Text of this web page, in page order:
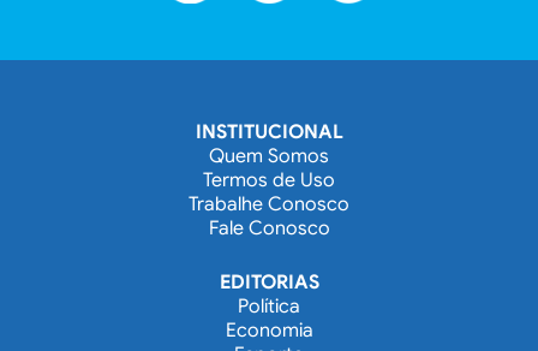
INSTITUCIONAL
Quem Somos
Termos de Uso
Trabalhe Conosco
Fale Conosco
EDITORIAS
Política
Economia